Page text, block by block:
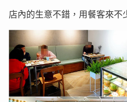
店內的生意不錯，用餐客來不